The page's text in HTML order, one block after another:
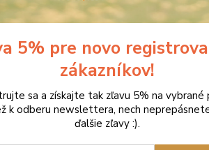
Mona s
5% pre novo
zákazníkov!
sa a získajte tak zľavu 5% na vybrané
k odberu newslettera, nech
ďalšie zľavy :).